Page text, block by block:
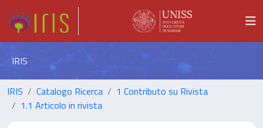
IRIS
IRIS Catalogo Ricerca
1 Contributo su Rivista
1.1 Articolo in rivista